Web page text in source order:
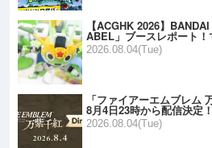
【ACGHK 2026】
ABEL」ブースレポート
2026.08.04(Tue)
「ファイアーエムブレム
8月4日23時から配信決定
2026.08.04(Tue)